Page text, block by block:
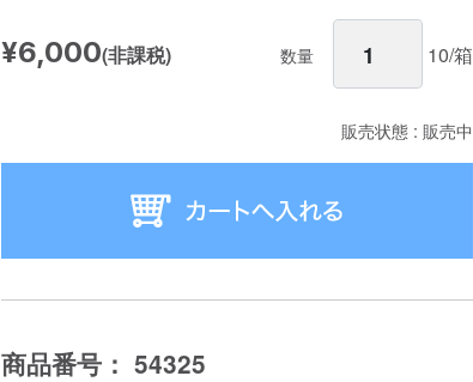
販売状態 : 販売中
¥6,000(非課税) 数量 10/箱
商品番号： 54325